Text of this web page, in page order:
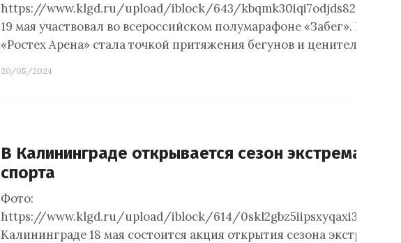
https://www.klgd.ru/upload/iblock/643/
19 мая участвовал во всероссийском полумарафоне «Забег». В
«Ростех Арена» стала точкой притяжения бегунов и ценителей
20/05/2024
В Калининграде открывается сезон
спорта
Фото:
https://www.klgd.ru/upload/iblock/614/
Калининграде 18 мая состоится акция открытия сезона